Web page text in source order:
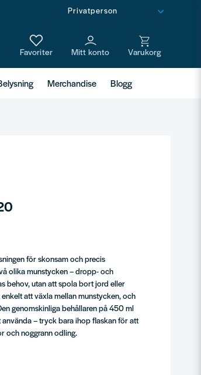
Merchandise Blogg
för skonsam och precis
olika munstycken – dropp- och
behov, utan att spola bort jord eller
att växla mellan munstycken, och
genomskinliga behållaren på 450 ml
– tryck bara ihop flaskan för att
och noggrann odling.